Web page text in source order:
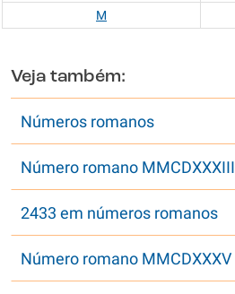
M
Veja também:
Números romanos
Número romano MMCDXXXIII
2433 em números romanos
Número romano MMCDXXXV